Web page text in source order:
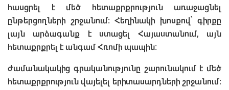
հասցրել է մեծ հետաքրքրություն առաջացնել
ընթերցողների շրջանում։ Հեղինակի խոսքով՝ գիրքը
լայն արձագանք է ստացել Հայաստանում, այն
հետաքրքրել է անգամ Հռոմի պապին։
ժամանակակից գրականությունը շարունակում է մեծ
հետաքրքրություն վայելել երիտասարդների շրջանում։